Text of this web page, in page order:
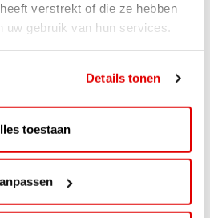
verstrekt of die ze hebben
uw gebruik van hun services.
Details tonen
toestaan
20% korting bij
korting bij ViaLuxury Hotels
nachtje...